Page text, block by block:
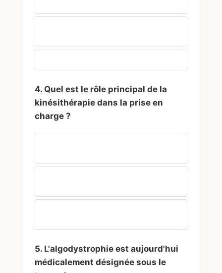
4. Quel est le rôle principal de la
kinésithérapie dans la prise en
charge ?
5. L'algodystrophie est aujourd'hui
médicalement désignée sous le